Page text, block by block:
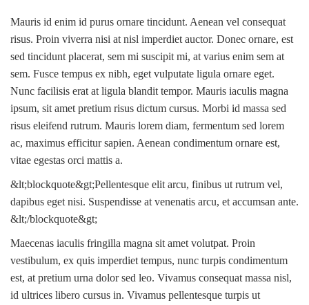
Mauris id enim id purus ornare tincidunt. Aenean vel consequat
risus. Proin viverra nisi at nisl imperdiet auctor. Donec ornare, est
sed tincidunt placerat, sem mi suscipit mi, at varius enim sem at
sem. Fusce tempus ex nibh, eget vulputate ligula ornare eget.
Nunc facilisis erat at ligula blandit tempor. Mauris iaculis magna
ipsum, sit amet pretium risus dictum cursus. Morbi id massa sed
risus eleifend rutrum. Mauris lorem diam, fermentum sed lorem
ac, maximus efficitur sapien. Aenean condimentum ornare est,
vitae egestas orci mattis a.
&lt;blockquote&gt;Pellentesque elit arcu, finibus ut rutrum vel,
dapibus eget nisi. Suspendisse at venenatis arcu, et accumsan ante.
&lt;/blockquote&gt;
Maecenas iaculis fringilla magna sit amet volutpat. Proin
vestibulum, ex quis imperdiet tempus, nunc turpis condimentum
est, at pretium urna dolor sed leo. Vivamus consequat massa nisl,
id ultrices libero cursus in. Vivamus pellentesque turpis ut